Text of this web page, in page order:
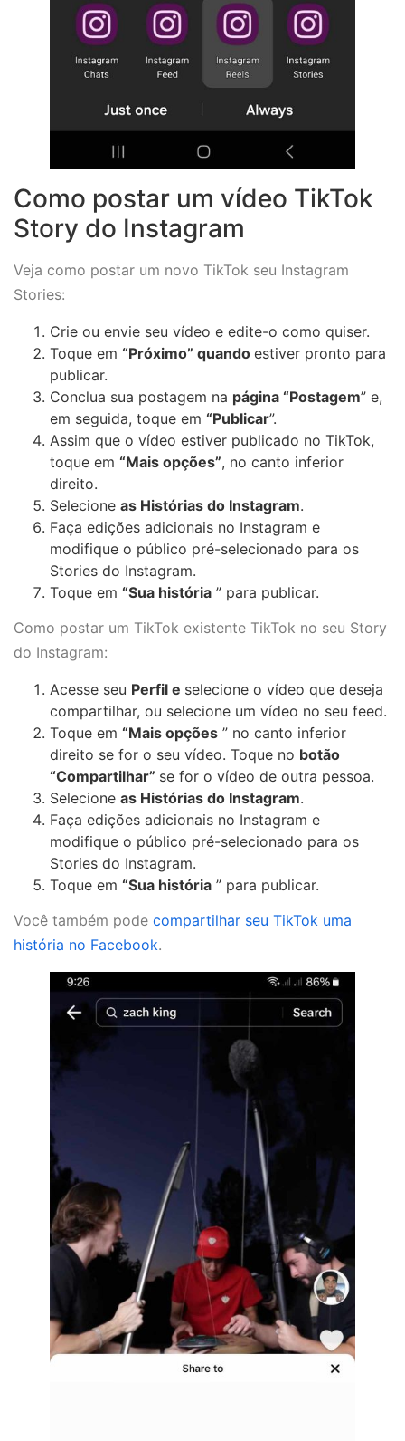
Como postar um vídeo TikTok
Story do Instagram
Veja como postar um novo TikTok seu Instagram
Stories:
Crie ou envie seu vídeo e edite-o como quiser.
Toque em “Próximo” quando estiver pronto para
publicar.
Conclua sua postagem na página “Postagem” e,
em seguida, toque em “Publicar”.
Assim que o vídeo estiver publicado no TikTok,
toque em “Mais opções”, no canto inferior
direito.
Selecione as Histórias do Instagram.
Faça edições adicionais no Instagram e
modifique o público pré-selecionado para os
Stories do Instagram.
Toque em “Sua história ” para publicar.
Como postar um TikTok existente TikTok no seu Story
do Instagram:
Acesse seu Perfil e selecione o vídeo que deseja
compartilhar, ou selecione um vídeo no seu feed.
Toque em “Mais opções ” no canto inferior
direito se for o seu vídeo. Toque no botão
“Compartilhar” se for o vídeo de outra pessoa.
Selecione as Histórias do Instagram.
Faça edições adicionais no Instagram e
modifique o público pré-selecionado para os
Stories do Instagram.
Toque em “Sua história ” para publicar.
Você também pode compartilhar seu TikTok uma
história no Facebook.